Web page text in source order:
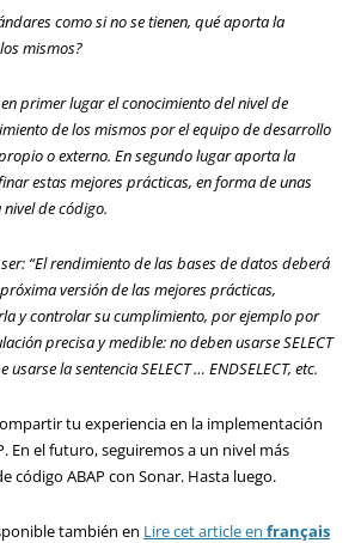
como si no se tienen, qué aporta la
mismos?
primer lugar el conocimiento del nivel de
de los mismos por el equipo de desarrollo
o externo. En segundo lugar aporta la
estas mejores prácticas, en forma de unas
de código.
“El rendimiento de las bases de datos deberá
versión de las mejores prácticas,
y controlar su cumplimiento, por ejemplo por
precisa y medible: no deben usarse SELECT
la sentencia SELECT … ENDSELECT, etc.
tu experiencia en la implementación
En el futuro, seguiremos a un nivel más
código ABAP con Sonar. Hasta luego.
también en Lire cet article en français